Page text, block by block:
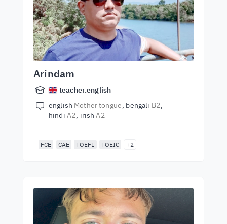
Arindam
teacher.english
english Mother tongue bengali B2
hindi A2 irishA2
FCE CAE TOEFL TOEIC +2